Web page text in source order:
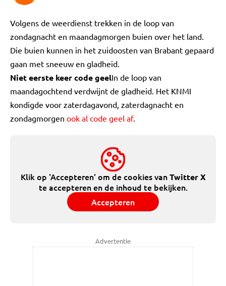
Volgens de weerdienst trekken in de loop van
zondagnacht en maandagmorgen buien over het land.
Die buien kunnen in het zuidoosten van Brabant gepaard
gaan met sneeuw en gladheid.
Niet eerste keer code geelIn de loop van
maandagochtend verdwijnt de gladheid. Het KNMI
kondigde voor zaterdagavond, zaterdagnacht en
zondagmorgen ook al code geel af.
Klik op 'Accepteren' om de cookies vanTwitter X
te accepteren en de inhoud te bekijken.
Accepteren
Advertentie